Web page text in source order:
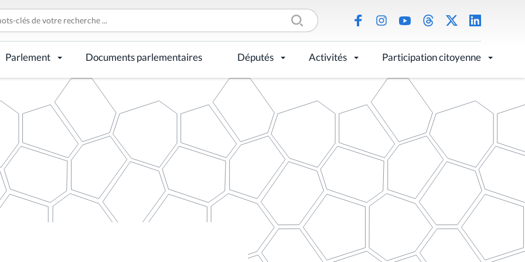
Parlement Documents parlementaires Députés Activités Participation citoyenne